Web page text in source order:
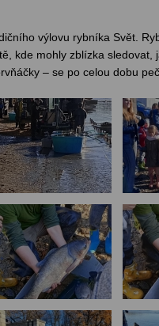
výlovu rybníka Svět.
kde mohly zblízka
– se po celou dobu